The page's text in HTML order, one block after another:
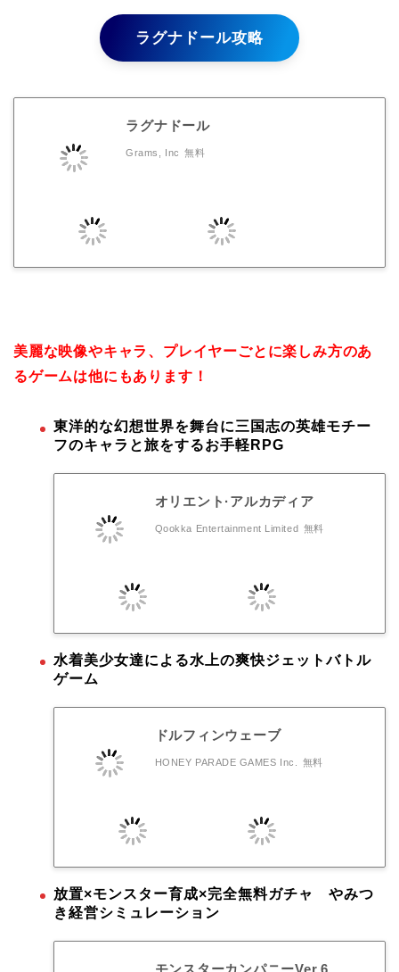
ラグナドール攻略
ラグナドール
Grams, Inc 無料
美麗な映像やキャラ、プレイヤーごとに楽しみ方のあ
るゲームは他にもあります！
東洋的な幻想世界を舞台に三国志の英雄モチー
フのキャラと旅をするお手軽RPG
オリエント·アルカディア
Qookka Entertainment Limited 無料
水着美少女達による水上の爽快ジェットバトル
ゲーム
ドルフィンウェーブ
HONEY PARADE GAMES Inc. 無料
放置×モンスター育成×完全無料ガチャ やみつ
き経営シミュレーション
モンスターカンパニーVer.6